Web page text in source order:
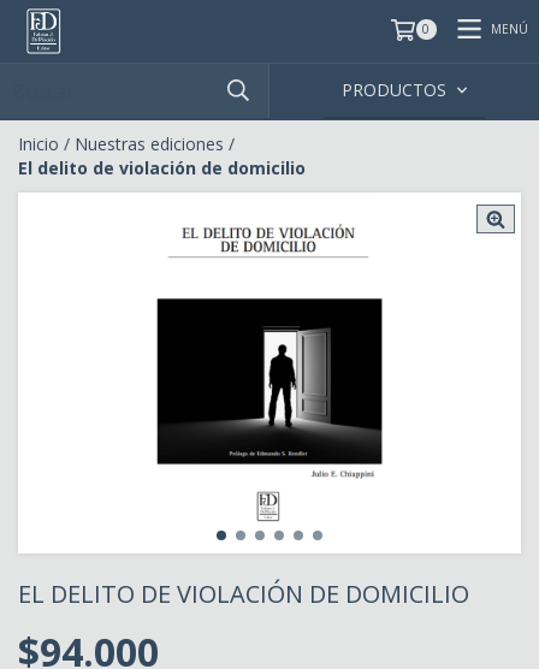
0 MENÚ
PRODUCTOS
Inicio / Nuestras ediciones /
El delito de violación de domicilio
EL DELITO DE VIOLACIÓN DE DOMICILIO
$94.000